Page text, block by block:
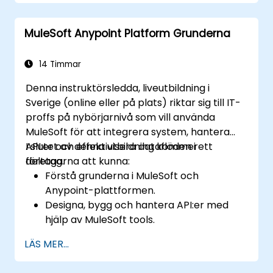
MuleSoft Anypoint Platform Grunderna
14 Timmar
Denna instruktörsledda, liveutbildning i
Sverige (online eller på plats) riktar sig till IT-
proffs på nybörjarnivå som vill använda
MuleSoft för att integrera system, hantera
API:er och effektivisera dataflöden i ett
företag.
I slutet av denna utbildning kommer
deltagarna att kunna:
Förstå grunderna i MuleSoft och
Anypoint-plattformen.
Designa, bygg och hantera API:er med
hjälp av MuleSoft tools.
på verkliga problem.
Uppvisa kunskaper i DataWeave och
LÄS MER...